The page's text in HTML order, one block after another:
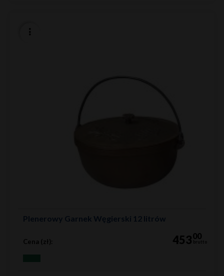
Plenerowy Garnek Węgierski 12 litrów
Cena (zł): 45300
brutto